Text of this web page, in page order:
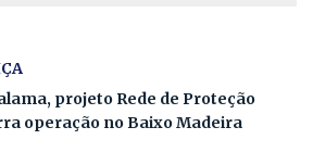
projeto Rede de Proteção
operação no Baixo Madeira